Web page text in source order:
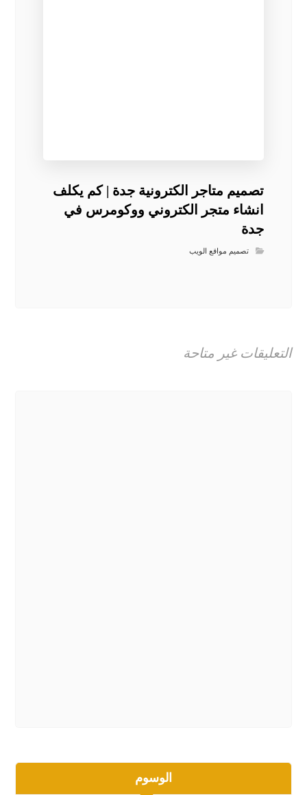
تصميم متاجر الكترونية جدة | كم يكلف
انشاء متجر الكتروني ووكومرس في
جدة
تصميم مواقع الويب
التعليقات غير متاحة
الوسوم